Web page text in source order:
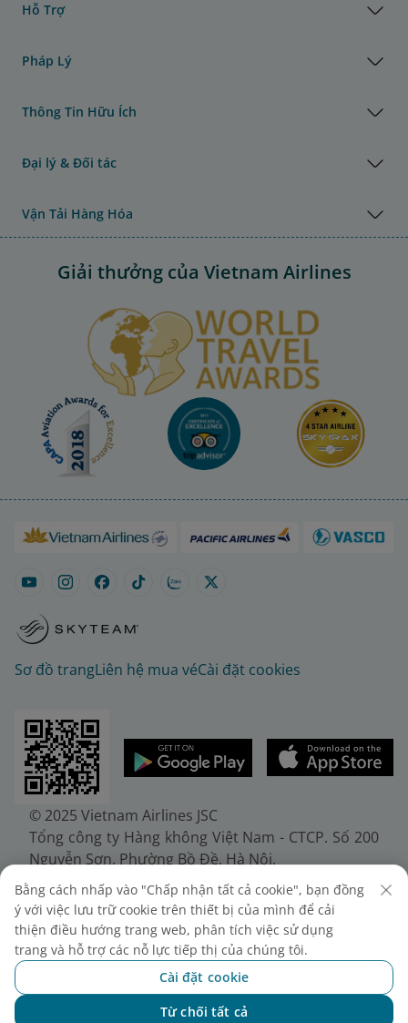
Hỗ Trợ
Pháp Lý
Thông Tin Hữu Ích
Đại lý & Đối tác
Vận Tải Hàng Hóa
Giải thưởng của Vietnam Airlines
Sơ đồ trangLiên hệ mua véCài đặt cookies
© 2025 Vietnam Airlines JSC
Tổng công ty Hàng không Việt Nam - CTCP. Số 200
Nguyễn Sơn, Phường Bồ Đề, Hà Nội.
Điện thoại: (+84-24) 38272289. Fax: (+84-24)
38722375
Giấy chứng nhận đăng ký doanh nghiệp, mã số
doanh nghiệp 0100107518, đăng ký lần đầu ngày
30/6/2010, đăng ký thay đổi lần thứ 10 ngày
24/7/2025, cấp bởi Sở Tài chính Thành phố Hà Nội.
Bằng cách nhấp vào "Chấp nhận tất cả cookie", bạn đồng
ý với việc lưu trữ cookie trên thiết bị của mình để cải
thiện điều hướng trang web, phân tích việc sử dụng
trang và hỗ trợ các nỗ lực tiếp thị của chúng tôi.
Cài đặt cookie
Từ chối tất cả